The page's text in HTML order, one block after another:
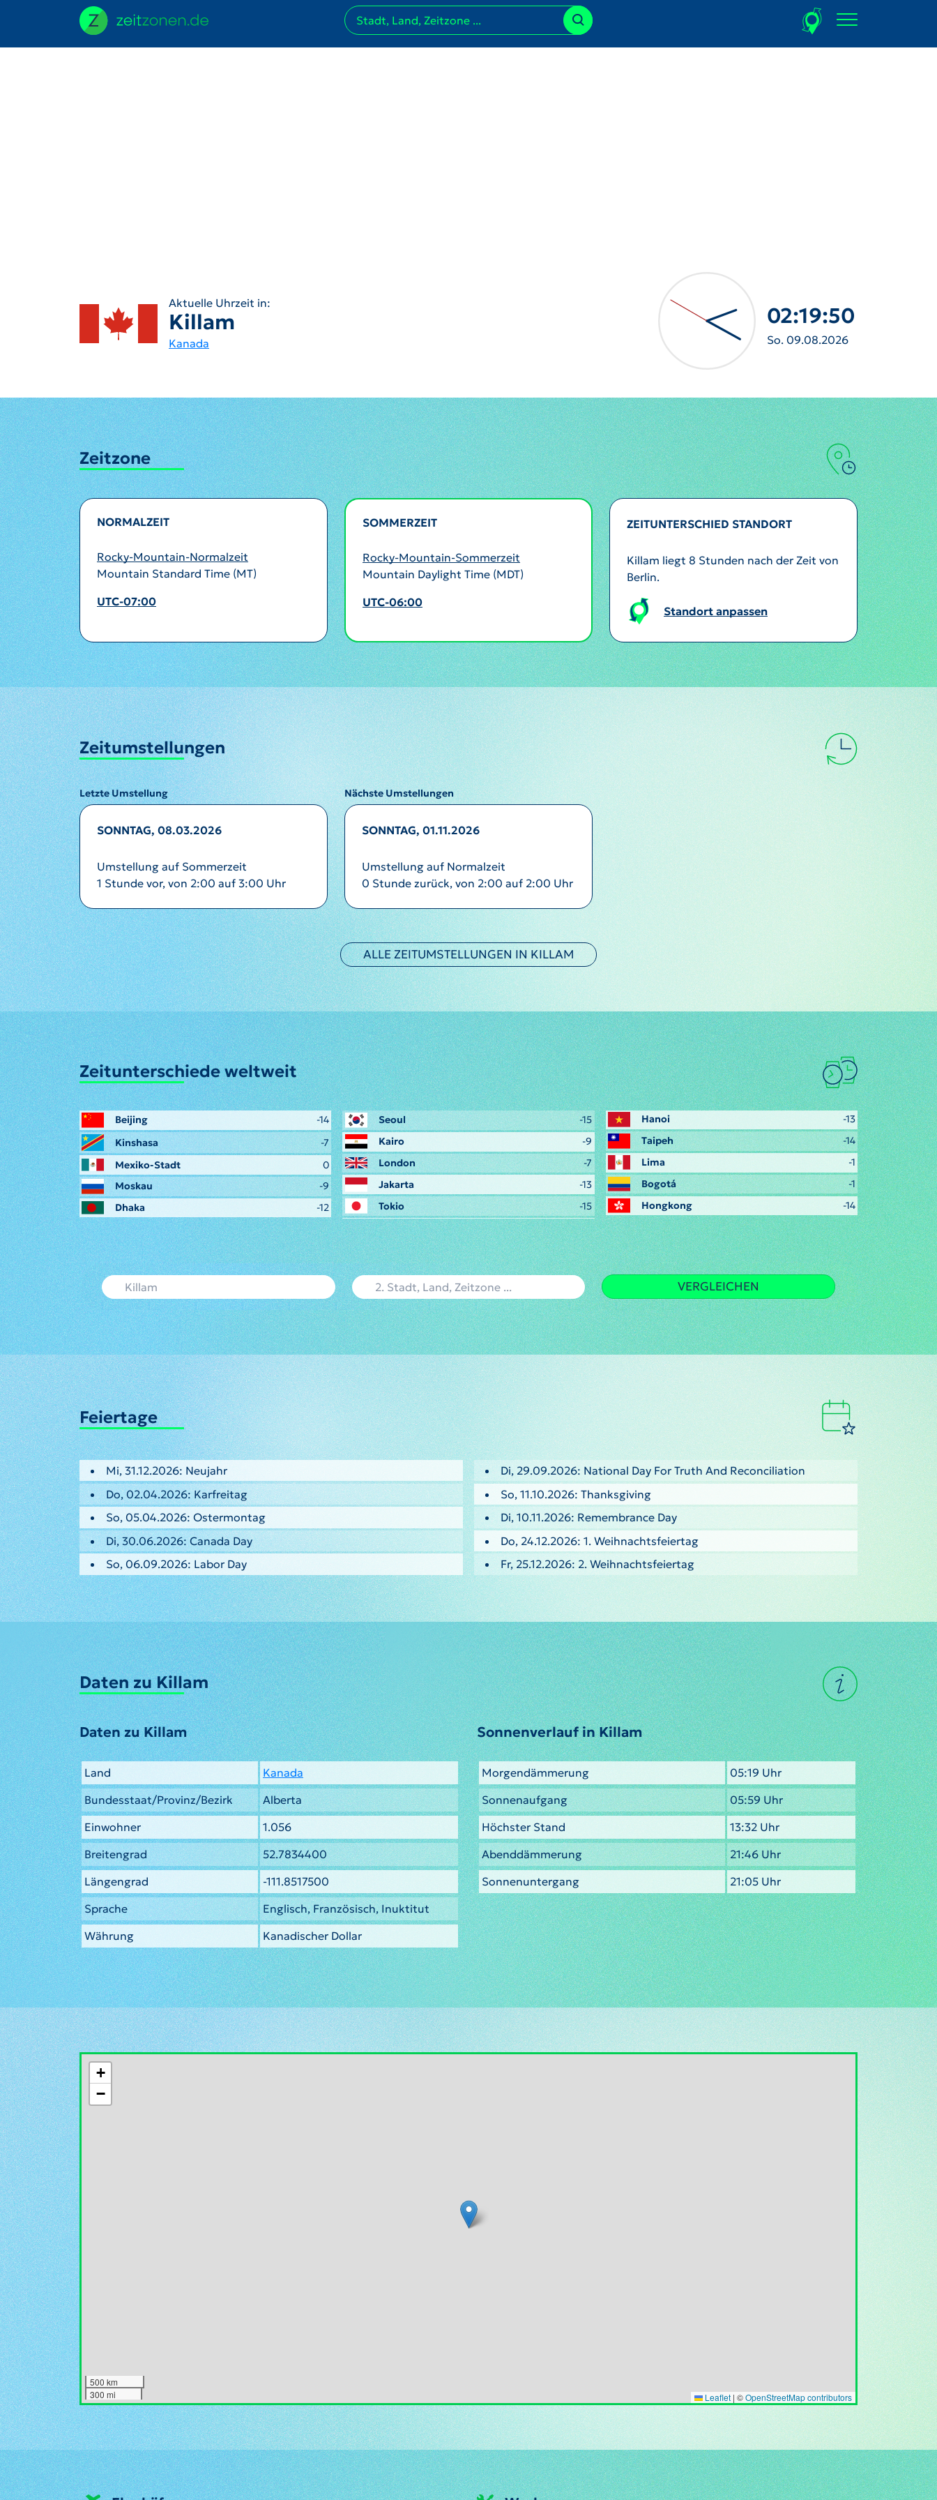
Aktuelle Uhrzeit in:
Killam
Kanada
02:19:52
So. 09.08.2026
Zeitzone
NORMALZEIT
Rocky-Mountain-Normalzeit
Mountain Standard Time (MT)
UTC-07:00
SOMMERZEIT
Rocky-Mountain-Sommerzeit
Mountain Daylight Time (MDT)
UTC-06:00
ZEITUNTERSCHIED STANDORT
Killam liegt 8 Stunden nach der Zeit von
Berlin.
Standort anpassen
Zeitumstellungen
Letzte Umstellung Nächste Umstellungen
SONNTAG, 08.03.2026
Umstellung auf Sommerzeit
1 Stunde vor, von 2:00 auf 3:00 Uhr
SONNTAG, 01.11.2026
Umstellung auf Normalzeit
0 Stunde zurück, von 2:00 auf 2:00 Uhr
ALLE ZEITUMSTELLUNGEN IN KILLAM
Zeitunterschiede weltweit
Beijing
-14
Kinshasa
-7
Mexiko-Stadt
0
Moskau
-9
Dhaka
-12
Seoul
-15
Kairo
-9
London
-7
Jakarta
-13
Tokio
-15
Hanoi
-13
Taipeh
-14
Lima
-1
Bogotá
-1
Hongkong
-14
VERGLEICHEN
Feiertage
Mi, 31.12.2026: Neujahr
Do, 02.04.2026: Karfreitag
So, 05.04.2026: Ostermontag
Di, 30.06.2026: Canada Day
So, 06.09.2026: Labor Day
Di, 29.09.2026: National Day For Truth And Reconciliation
So, 11.10.2026: Thanksgiving
Di, 10.11.2026: Remembrance Day
Do, 24.12.2026: 1. Weihnachtsfeiertag
Fr, 25.12.2026: 2. Weihnachtsfeiertag
Daten zu Killam
Daten zu Killam
Land
Kanada
Bundesstaat/Provinz/Bezirk
Alberta
Einwohner
1.056
Breitengrad
52.7834400
Längengrad
-111.8517500
Sprache
Englisch, Französisch, Inuktitut
Währung
Kanadischer Dollar
Sonnenverlauf in Killam
Morgendämmerung
05:19 Uhr
Sonnenaufgang
05:59 Uhr
Höchster Stand
13:32 Uhr
Abenddämmerung
21:46 Uhr
Sonnenuntergang
21:05 Uhr
+
−
500 km
300 mi
Leaflet | ©OpenStreetMap contributors